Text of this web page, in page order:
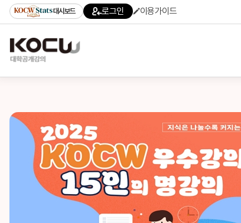
대시보드 로그인 이용가이드